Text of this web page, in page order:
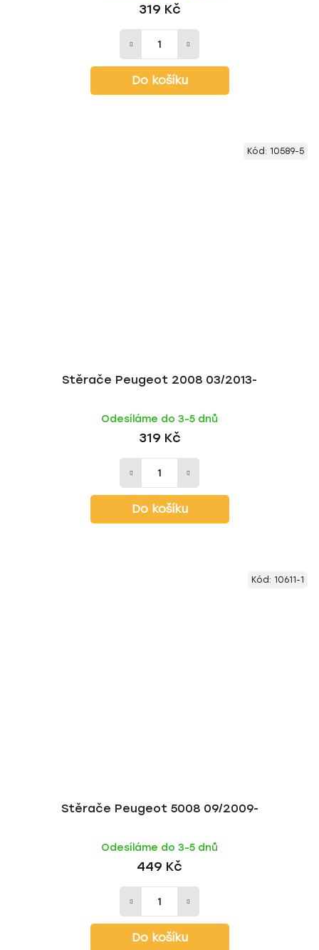
319 Kč
Do košíku
Stěrače Peugeot 2008 03/2013-
Odesíláme do 3-5 dnů
319 Kč
Do košíku
Kód: 10589-5
Stěrače Peugeot 5008 09/2009-
Odesíláme do 3-5 dnů
449 Kč
Do košíku
Kód: 10611-1